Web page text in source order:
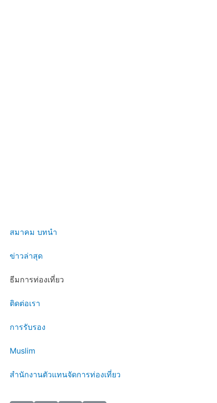
สมาคม บทนำ
ข่าวล่าสุด
ธีมการท่องเที่ยว
ติดต่อเรา
การรับรอง
Muslim
สำนักงานตัวแทนจัดการท่องเที่ยว